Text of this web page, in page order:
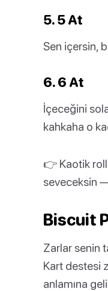
5. 5 At
Sen içersin,
6. 6 At
İçeceğini
kahkaha o
👉 Kaotik
seveceksin —
Biscuit
Zarlar senin
Kart destesi
anlamına